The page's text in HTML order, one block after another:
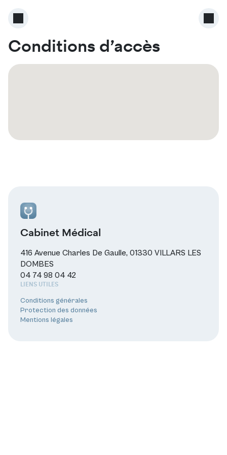
Conditions d’accès
Cabinet Médical
416 Avenue Charles De Gaulle, 01330 VILLARS LES
DOMBES
04 74 98 04 42
LIENS UTILES
Conditions générales
Protection des données
Mentions légales